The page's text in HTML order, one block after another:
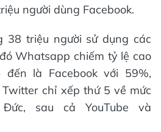
người dùng Facebook.
38 triệu người sử dụng các
Whatsapp chiếm tỷ lệ cao
là Facebook với 59%,
chỉ xếp thứ 5 về mức
sau cả YouTube và